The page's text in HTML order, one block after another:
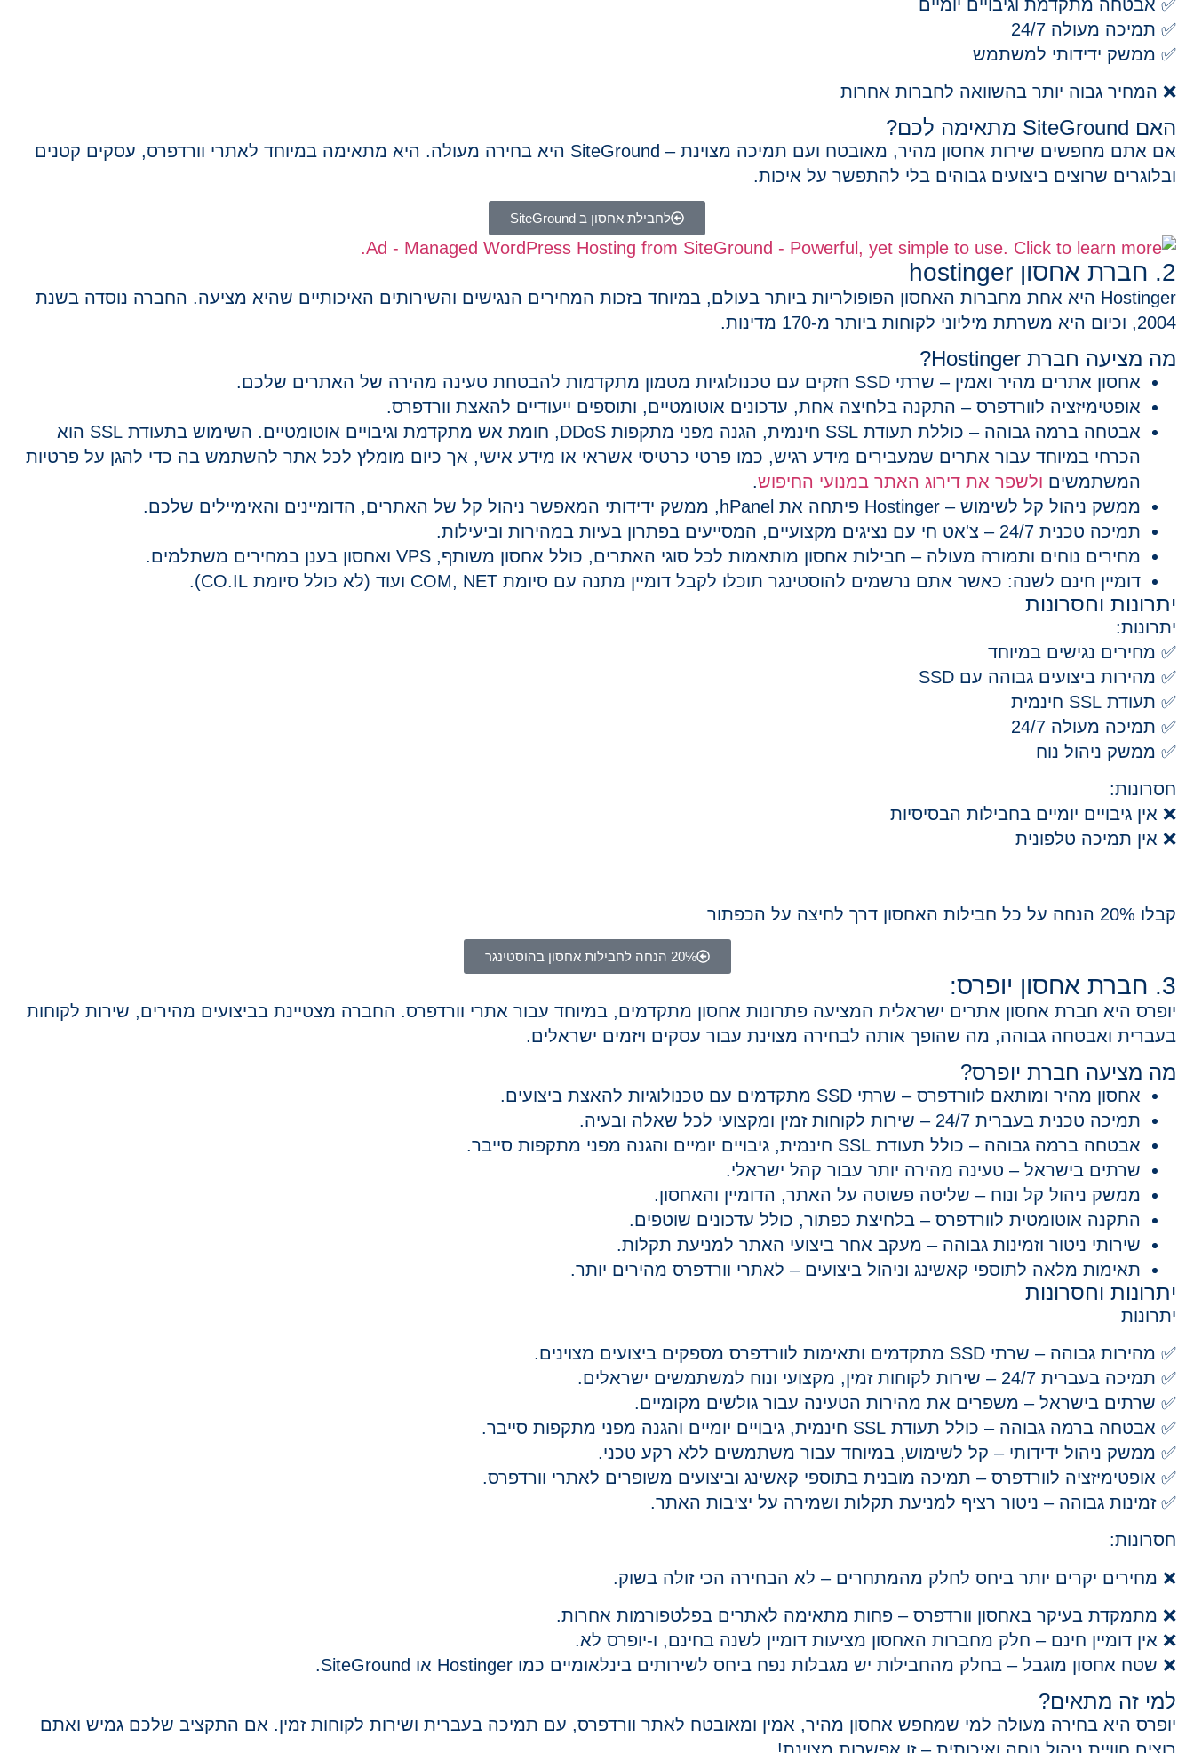
✅ אבטחה מתקדמת וגיבויים יומיים
✅ תמיכה מעולה 24/7
✅ ממשק ידידותי למשתמש
❌ המחיר גבוה יותר בהשוואה לחברות אחרות
האם SiteGround מתאימה לכם?
אם אתם מחפשים שירות אחסון מהיר, מאובטח ועם תמיכה מצוינת – SiteGround היא בחירה מעולה. היא מתאימה במיוחד לאתרי וורדפרס, עסקים קטנים
ובלוגרים שרוצים ביצועים גבוהים בלי להתפשר על איכות.
לחבילת אחסון ב SiteGround
2. חברת אחסון hostinger
Hostinger היא אחת מחברות האחסון הפופולריות ביותר בעולם, במיוחד בזכות המחירים הנגישים והשירותים האיכותיים שהיא מציעה. החברה נוסדה בשנת
2004, וכיום היא משרתת מיליוני לקוחות ביותר מ-170 מדינות.
מה מציעה חברת Hostinger?
אחסון אתרים מהיר ואמין – שרתי SSD חזקים עם טכנולוגיות מטמון מתקדמות להבטחת טעינה מהירה של האתרים שלכם.
אופטימיזציה לוורדפרס – התקנה בלחיצה אחת, עדכונים אוטומטיים, ותוספים ייעודיים להאצת וורדפרס.
אבטחה ברמה גבוהה – כוללת תעודת SSL חינמית , הגנה מפני מתקפות DDoS
, חומת אש מתקדמת וגיבויים אוטומטיים. השימוש בתעודת SSL הוא
הכרחי במיוחד עבור אתרים שמעבירים מידע רגיש, כמו פרטי כרטיסי אשראי או מידע אישי, אך כיום מומלץ לכל אתר להשתמש בה כדי להגן על פרטיות
המשתמשים ולשפר את דירוג האתר במנועי החיפוש.
ממשק ניהול קל לשימוש – Hostinger פיתחה את hPanel, ממשק ידידותי המאפשר ניהול קל של האתרים, הדומיינים והאימיילים שלכם.
תמיכה טכנית 24/7
– צ'אט חי עם נציגים מקצועיים, המסייעים בפתרון בעיות במהירות וביעילות.
מחירים נוחים ותמורה מעולה – חבילות אחסון מותאמות לכל סוגי האתרים, כולל אחסון משותף, VPS ואחסון בענן
במחירים משתלמים.
דומיין חינם לשנה: כאשר אתם נרשמים להוסטינגר תוכלו לקבל דומיין מתנה עם סיומת COM, NET ועוד (לא כולל סיומת CO.IL).
יתרונות וחסרונות
יתרונות:
✅ מחירים נגישים במיוחד
✅ מהירות ביצועים גבוהה עם SSD
✅ תעודת SSL חינמית
✅ תמיכה מעולה 24/7
✅ ממשק ניהול נוח
חסרונות:
❌ אין גיבויים יומיים בחבילות הבסיסיות
❌ אין תמיכה טלפונית
קבלו 20% הנחה על כל חבילות האחסון דרך לחיצה על הכפתור
20% הנחה לחבילות אחסון בהוסטינגר
3. חברת אחסון יופרס:
יופרס היא חברת אחסון אתרים ישראלית המציעה פתרונות אחסון מתקדמים, במיוחד עבור אתרי וורדפרס. החברה מצטיינת בביצועים מהירים, שירות לקוחות
בעברית ואבטחה גבוהה, מה שהופך אותה לבחירה מצוינת עבור עסקים ויזמים ישראלים.
מה מציעה חברת יופרס?
אחסון מהיר ומותאם לוורדפרס – שרתי SSD מתקדמים עם טכנולוגיות להאצת ביצועים.
תמיכה טכנית בעברית 24/7
– שירות לקוחות זמין ומקצועי לכל שאלה ובעיה.
אבטחה ברמה גבוהה – כולל תעודת SSL חינמית
, גיבויים יומיים והגנה מפני מתקפות סייבר.
שרתים בישראל – טעינה מהירה יותר עבור קהל ישראלי.
ממשק ניהול קל ונוח – שליטה פשוטה על האתר, הדומיין והאחסון.
התקנה אוטומטית לוורדפרס – בלחיצת כפתור, כולל עדכונים שוטפים.
שירותי ניטור וזמינות גבוהה – מעקב אחר ביצועי האתר למניעת תקלות.
תאימות מלאה לתוספי קאשינג וניהול ביצועים – לאתרי וורדפרס מהירים יותר.
יתרונות וחסרונות
יתרונות
✅ מהירות גבוהה – שרתי SSD מתקדמים ותאימות לוורדפרס מספקים ביצועים מצוינים.
✅ תמיכה בעברית 24/7
– שירות לקוחות זמין, מקצועי ונוח למשתמשים ישראלים.
✅ שרתים בישראל – משפרים את מהירות הטעינה עבור גולשים מקומיים.
✅ אבטחה ברמה גבוהה – כולל תעודת SSL חינמית
, גיבויים יומיים והגנה מפני מתקפות סייבר.
✅ ממשק ניהול ידידותי – קל לשימוש, במיוחד עבור משתמשים ללא רקע טכני.
✅ אופטימיזציה לוורדפרס – תמיכה מובנית בתוספי קאשינג וביצועים משופרים לאתרי וורדפרס.
✅ זמינות גבוהה – ניטור רציף למניעת תקלות ושמירה על יציבות האתר.
חסרונות:
❌ מחירים יקרים יותר ביחס לחלק מהמתחרים – לא הבחירה הכי זולה בשוק.
❌ מתמקדת בעיקר באחסון וורדפרס – פחות מתאימה לאתרים בפלטפורמות אחרות.
❌ אין דומיין חינם – חלק מחברות האחסון מציעות דומיין לשנה בחינם, ו-יופרס לא.
❌ שטח אחסון מוגבל – בחלק מהחבילות יש מגבלות נפח ביחס לשירותים בינלאומיים כמו Hostinger או SiteGround.
למי זה מתאים?
יופרס היא בחירה מעולה למי שמחפש אחסון מהיר, אמין ומאובטח לאתר וורדפרס, עם תמיכה בעברית ושירות לקוחות זמין. אם התקציב שלכם גמיש ואתם
רוצים חוויית ניהול נוחה ואיכותית – זו אפשרות מצוינת!